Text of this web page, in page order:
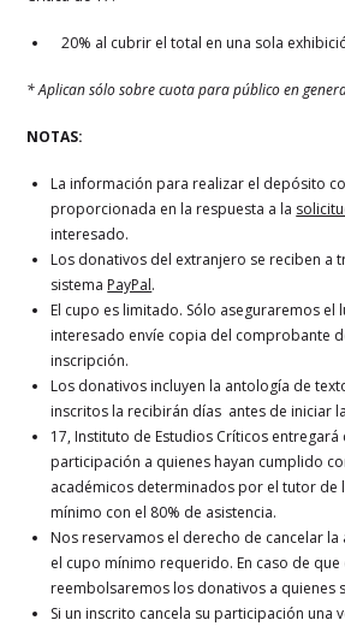
20% al cubrir el total en una sola
* Aplican sólo sobre cuota para público en
NOTAS:
La información para realizar el depósito
proporcionada en la respuesta a la
interesado.
Los donativos del extranjero se reciben a
sistema PayPal.
El cupo es limitado. Sólo aseguraremos el
interesado envíe copia del comprobante
inscripción.
Los donativos incluyen la antología de
inscritos la recibirán días antes de iniciar
17, Instituto de Estudios Críticos entregará
participación a quienes hayan cumplido
académicos determinados por el tutor de
mínimo con el 80% de asistencia.
Nos reservamos el derecho de cancelar
el cupo mínimo requerido. En caso de que
reembolsaremos los donativos a quienes
Si un inscrito cancela su participación una